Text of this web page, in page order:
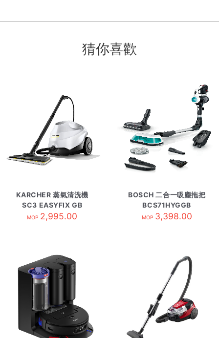
猜你喜歡
KARCHER 蒸氣清洗機
SC3 EASYFIX GB
MOP 2,995.00
BOSCH 二合一吸塵拖把
BCS71HYGGB
MOP 3,398.00